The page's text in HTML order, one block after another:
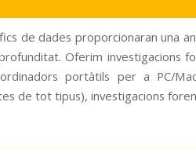
de dades proporcionaran una
Oferim investigacions
portàtils per a PC/
de tot tipus), investigacions